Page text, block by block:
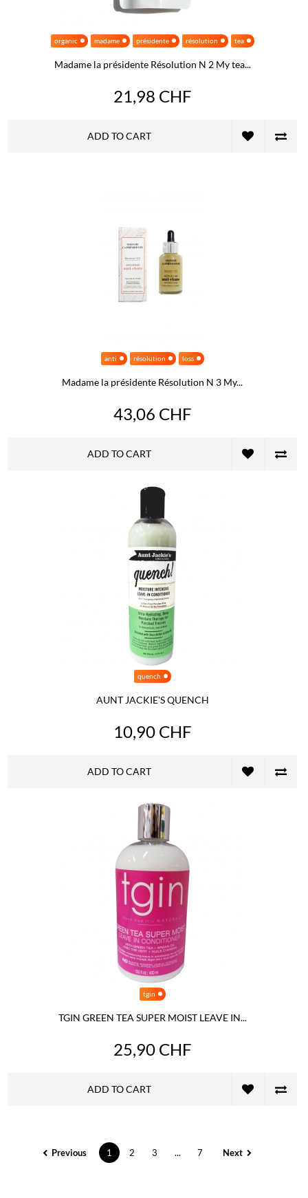
organic madame présidente résolution tea
Madame la présidente Résolution N 2 My tea...
21,98 CHF
ADD TO CART
anti résolution loss
Madame la présidente Résolution N 3 My...
43,06 CHF
ADD TO CART
quench
AUNT JACKIE'S QUENCH
10,90 CHF
ADD TO CART
tgin
TGIN GREEN TEA SUPER MOIST LEAVE IN...
25,90 CHF
ADD TO CART
Previous 1 2 3 ... 7 Next